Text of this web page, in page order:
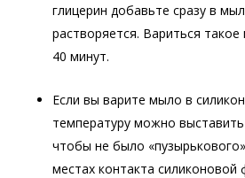
глицерин добавьте сразу в
растворяется. Вариться
40 минут.
Если вы варите мыло в
температуру можно выставить
чтобы не было
местах контакта